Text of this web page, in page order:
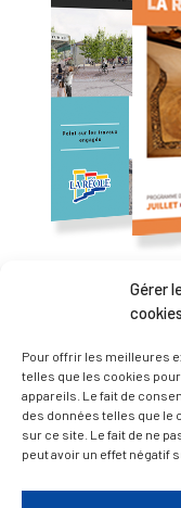
Gérer
cookies
Pour offrir les meilleures
telles que les cookies
appareils. Le fait de
des données telles que le
sur ce site. Le fait de ne
peut avoir un effet négatif
—
D’ART ET